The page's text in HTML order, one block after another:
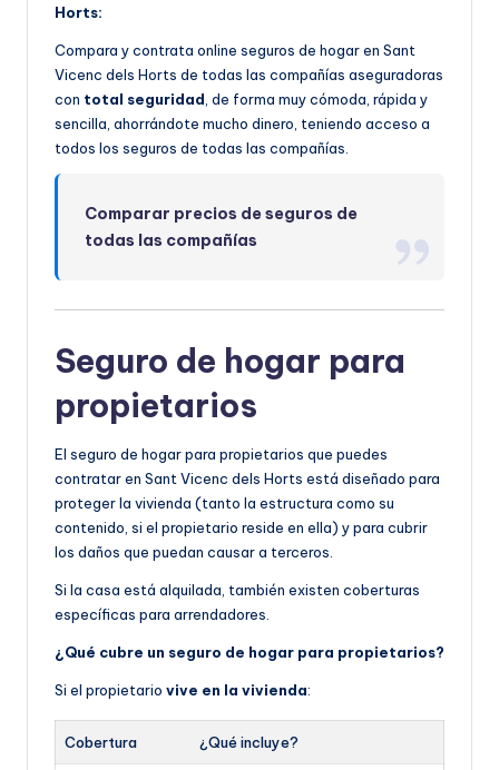
Horts:
Compara y contrata online seguros de hogar en Sant
Vicenc dels Horts de todas las compañías aseguradoras
con total seguridad, de forma muy cómoda, rápida y
sencilla, ahorrándote mucho dinero, teniendo acceso a
todos los seguros de todas las compañías.
Comparar precios de seguros de
todas las compañías
Seguro de hogar para
propietarios
El seguro de hogar para propietarios que puedes
contratar en Sant Vicenc dels Horts está diseñado para
proteger la vivienda (tanto la estructura como su
contenido, si el propietario reside en ella) y para cubrir
los daños que puedan causar a terceros.
Si la casa está alquilada, también existen coberturas
específicas para arrendadores.
¿Qué cubre un seguro de hogar para propietarios?
Si el propietario vive en la vivienda:
Cobertura ¿Qué incluye?